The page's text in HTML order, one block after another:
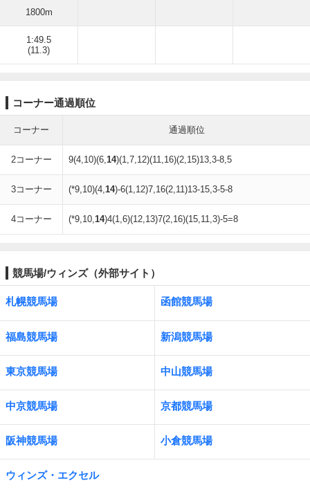
1800m
1:49.5
(11.3)
コーナー通過順位
コーナー 通過順位
2コーナー 9(4,10)(6,14)(1,7,12)(11,16)(2,15)13,3-8,5
3コーナー (*9,10)(4,14)-6(1,12)7,16(2,11)13-15,3-5-8
4コーナー (*9,10,14)4(1,6)(12,13)7(2,16)(15,11,3)-5=8
競馬場/ウィンズ（外部サイト）
札幌競馬場 函館競馬場
福島競馬場 新潟競馬場
東京競馬場 中山競馬場
中京競馬場 京都競馬場
阪神競馬場 小倉競馬場
ウィンズ・エクセル